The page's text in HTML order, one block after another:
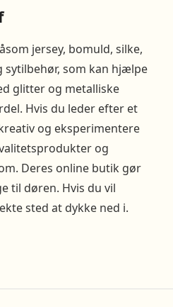
jersey, bomuld, silke,
sytilbehør, som kan hjælpe
glitter og metalliske
Hvis du leder efter et
og eksperimentere
og
Deres online butik gør
til døren. Hvis du vil
sted at dykke ned i.